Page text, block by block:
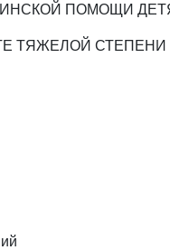
ПОМОЩИ
ТЯЖЕЛОЙ СТЕПЕНИ